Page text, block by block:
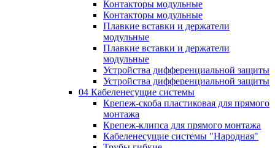
Контакторы модульные
Контакторы модульные
Плавкие вставки и держатели
модульные
Плавкие вставки и держатели
модульные
Устройства дифференциальной защиты
Устройства дифференциальной защиты
04 Кабеленесущие системы
Крепеж-скоба пластиковая для прямого
монтажа
Крепеж-клипса для прямого монтажа
Кабеленесущие системы "Народная"